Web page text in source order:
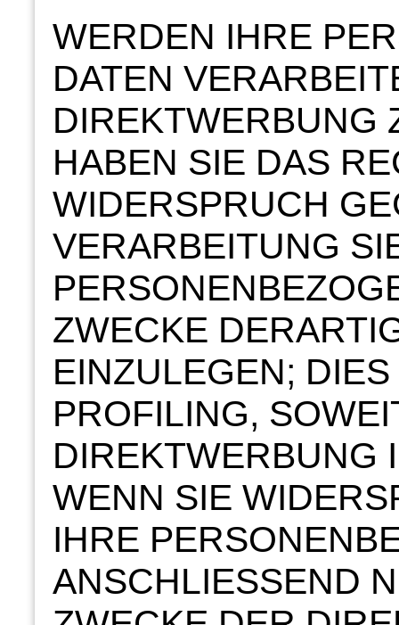
WERDEN IHRE
DATEN
DIREKTWERBUNG
HABEN SIE DAS
WIDERSPRUCH
VERARBEITUNG
ZWECKE
EINZULEGEN;
PROFILING,
DIREKTWERBUNG
WENN SIE
IHRE
ANSCHLIESSEND